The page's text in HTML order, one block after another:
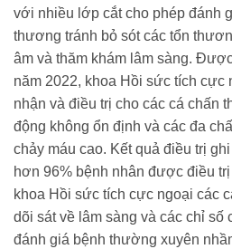
với nhiều lớp cắt cho phép đánh
thương tránh bỏ sót các tổn
âm và thăm khám lâm sàng.
năm 2022, khoa Hồi sức tích cực
nhận và điều trị cho các cá chấn
động không ổn định và các đa
chảy máu cao. Kết quả điều trị
hơn 96% bệnh nhân được điều
khoa Hồi sức tích cực ngoại các
dõi sát về lâm sàng và các chỉ số
đánh giá bệnh thường xuyên